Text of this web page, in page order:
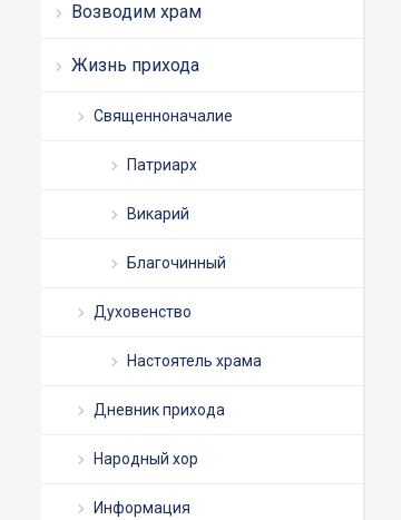
Возводим храм
Жизнь прихода
Священноначалие
Патриарх
Викарий
Благочинный
Духовенство
Настоятель храма
Дневник прихода
Народный хор
Информация